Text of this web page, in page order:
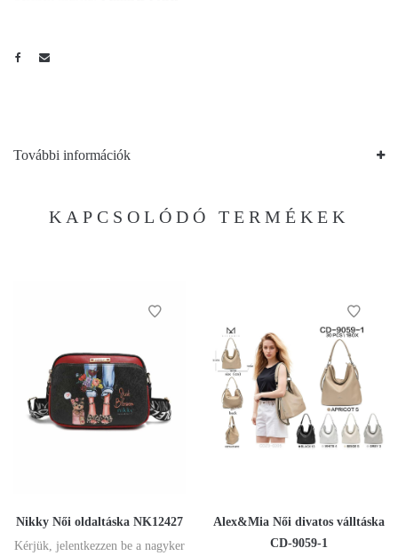
További információk
KAPCSOLÓDÓ TERMÉKEK
Nikky Női oldaltáska NK12427
Kérjük, jelentkezzen be a nagyker
Alex&Mia Női divatos válltáska
CD-9059-1